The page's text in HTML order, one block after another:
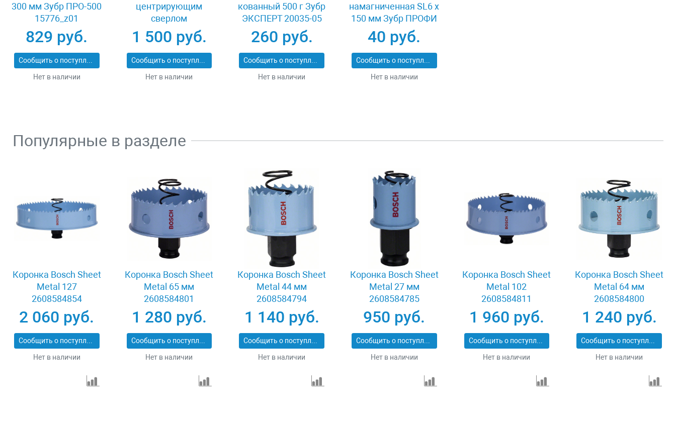
300 мм Зубр ПРО-500
15776_z01
829 руб.
Сообщить о поступлении
Нет в наличии
центрирующим
сверлом
шестигранный
хвостовик 8 мм
Bosch Power Change
2608584814
1 500 руб.
Сообщить о поступлении
Нет в наличии
кованный 500 г Зубр
ЭКСПЕРТ 20035-05
260 руб.
Сообщить о поступлении
Нет в наличии
намагниченная SL6 x
150 мм Зубр ПРОФИ
25231-6.0-150
40 руб.
Сообщить о поступлении
Нет в наличии
Популярные в разделе
Коронка Bosch Sheet
Metal 127
2608584854
2 060 руб.
Сообщить о поступлении
Нет в наличии
Коронка Bosch Sheet
Metal 65 мм
2608584801
1 280 руб.
Сообщить о поступлении
Нет в наличии
Коронка Bosch Sheet
Metal 44 мм
2608584794
1 140 руб.
Сообщить о поступлении
Нет в наличии
Коронка Bosch Sheet
Metal 27 мм
2608584785
950 руб.
Сообщить о поступлении
Нет в наличии
Коронка Bosch Sheet
Metal 102
2608584811
1 960 руб.
Сообщить о поступлении
Нет в наличии
Коронка Bosch Sheet
Metal 64 мм
2608584800
1 240 руб.
Сообщить о поступлении
Нет в наличии